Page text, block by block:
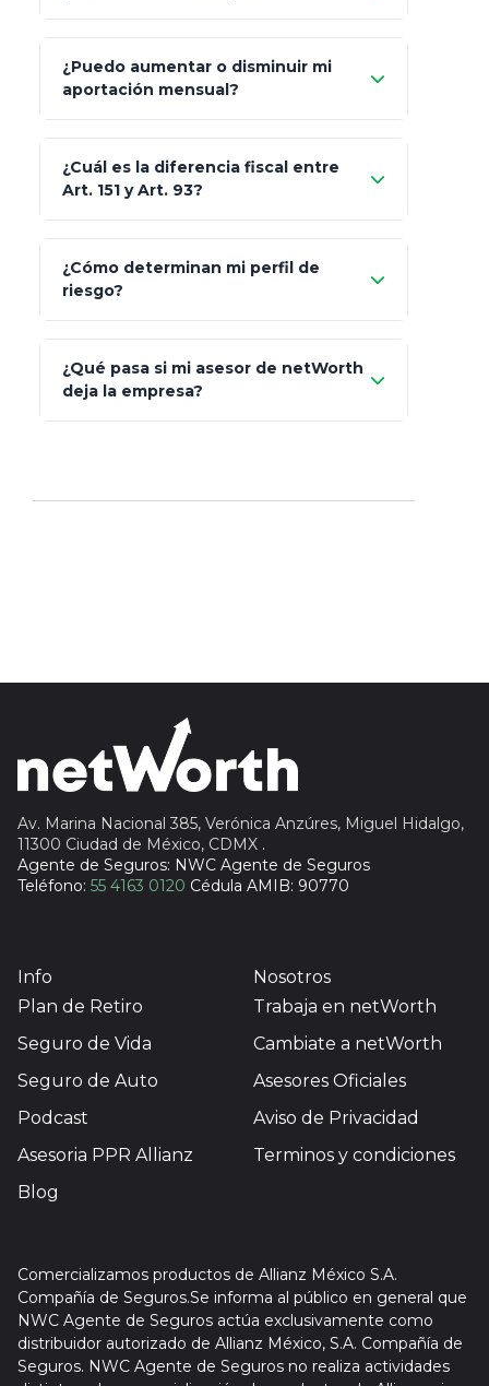
GNP (Proyecta)
Seguros Monterrey
Skandia (Crea)
MetLife (MetaLife)
Prudential
Insignia Life
¿Puedo aumentar o disminuir mi
aportación mensual?
¿Cuál es la diferencia fiscal entre
Art. 151 y Art. 93?
Art.
93
totalmente
libres de impuestos
¿Cómo determinan mi perfil de
riesgo?
¿Qué pasa si mi asesor de netWorth
deja la empresa?
reasigna
Av. Marina Nacional 385, Verónica Anzúres, Miguel Hidalgo,
11300 Ciudad de México, CDMX .
Agente de Seguros: NWC Agente de Seguros
Teléfono: 55 4163 0120 Cédula AMIB: 90770
Info
Plan de Retiro
Seguro de Vida
Seguro de Auto
Podcast
Asesoria PPR Allianz
Blog
Nosotros
Trabaja en netWorth
Cambiate a netWorth
Asesores Oficiales
Aviso de Privacidad
Terminos y condiciones
Comercializamos productos de Allianz México S.A.
Compañía de Seguros.Se informa al público en general que
NWC Agente de Seguros actúa exclusivamente como
distribuidor autorizado de Allianz México, S.A. Compañía de
Seguros. NWC Agente de Seguros no realiza actividades